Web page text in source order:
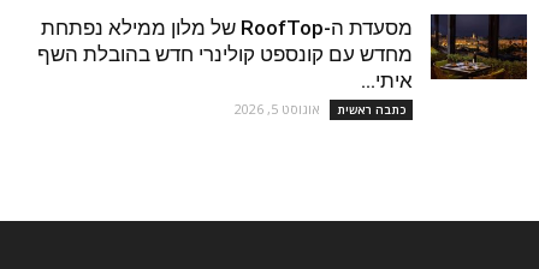
מסעדת ה-RoofTop של מלון ממילא נפתחת
מחדש עם קונספט קולינרי חדש בהובלת השף
איתי...
כתבה ראשית אוגוסט 5, 2026